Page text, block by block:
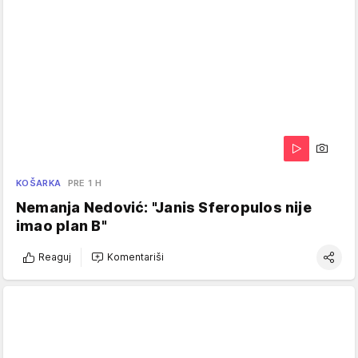
KOŠARKA PRE 1 H
Nemanja Nedović: "Janis Sferopulos nije
imao plan B"
Reaguj Komentariši